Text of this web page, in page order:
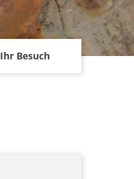
Ihr Besuch